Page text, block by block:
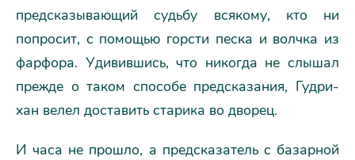
предсказывающий судьбу всякому, кто ни
попросит, с помощью горсти песка и волчка из
фарфора. Удивившись, что никогда не слышал
прежде о таком способе предсказания, Гудри-
хан велел доставить старика во дворец.
И часа не прошло, а предсказатель с базарной